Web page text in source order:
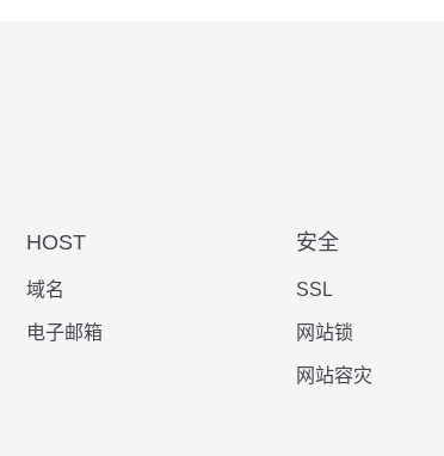
HOST
域名
电子邮箱
安全
SSL
网站锁
网站容灾